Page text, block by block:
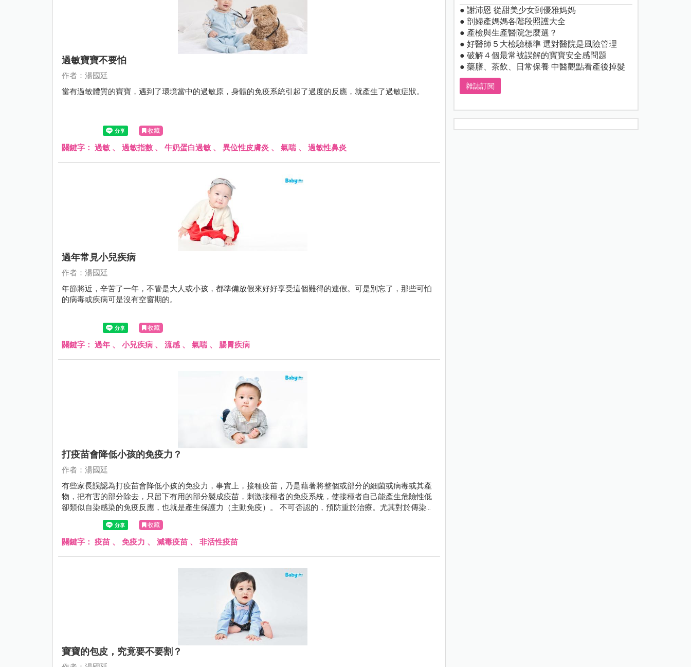
過敏寶寶不要怕
作者：湯國廷
當有過敏體質的寶寶，遇到了環境當中的過敏原，身體的免疫系統引起了過度的反應，就產生了過敏症狀。
收藏
關鍵字： 過敏 、 過敏指數 、 牛奶蛋白過敏 、 異位性皮膚炎 、 氣喘、 過敏性鼻炎
過年常見小兒疾病
作者：湯國廷
年節將近，辛苦了一年，不管是大人或小孩，都準備放假來好好享受這個難得的連假。可是別忘了，那些可怕
的病毒或疾病可是沒有空窗期的。
收藏
關鍵字： 過年 、 小兒疾病 、 流感 、 氣喘、 腸胃疾病
打疫苗會降低小孩的免疫力？
作者：湯國廷
有些家長誤認為打疫苗會降低小孩的免疫力，事實上，接種疫苗，乃是藉著將整個或部分的細菌或病毒或其產
物，把有害的部分除去，只留下有用的部分製成疫苗，刺激接種者的免疫系統，使接種者自己能產生危險性低
卻類似自染感染的免疫反應，也就是產生保護力（主動免疫）。 不可否認的，預防重於治療。尤其對於傳染
病，注射疫苗是抵抗傳染病最好的方法。
收藏
關鍵字： 疫苗 、 免疫力 、 減毒疫苗 、 非活性疫苗
寶寶的包皮，究竟要不要割？
● 謝沛恩 從甜美少女到優雅媽媽
● 剖婦產媽媽各階段照護大全
● 產檢與生產醫院怎麼選？
● 好醫師５大檢驗標準 選對醫院是風險管理
● 破解４個最常被誤解的寶寶安全感問題
● 藥膳、茶飲、日常保養 中醫觀點看產後掉髮
雜誌訂閱